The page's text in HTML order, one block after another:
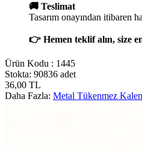
🚚 Teslimat
Tasarım onayından itibaren
👉 Hemen teklif alın, size
Ürün Kodu : 1445
Stokta: 90836 adet
36,00 TL
Daha Fazla: Metal Tükenmez